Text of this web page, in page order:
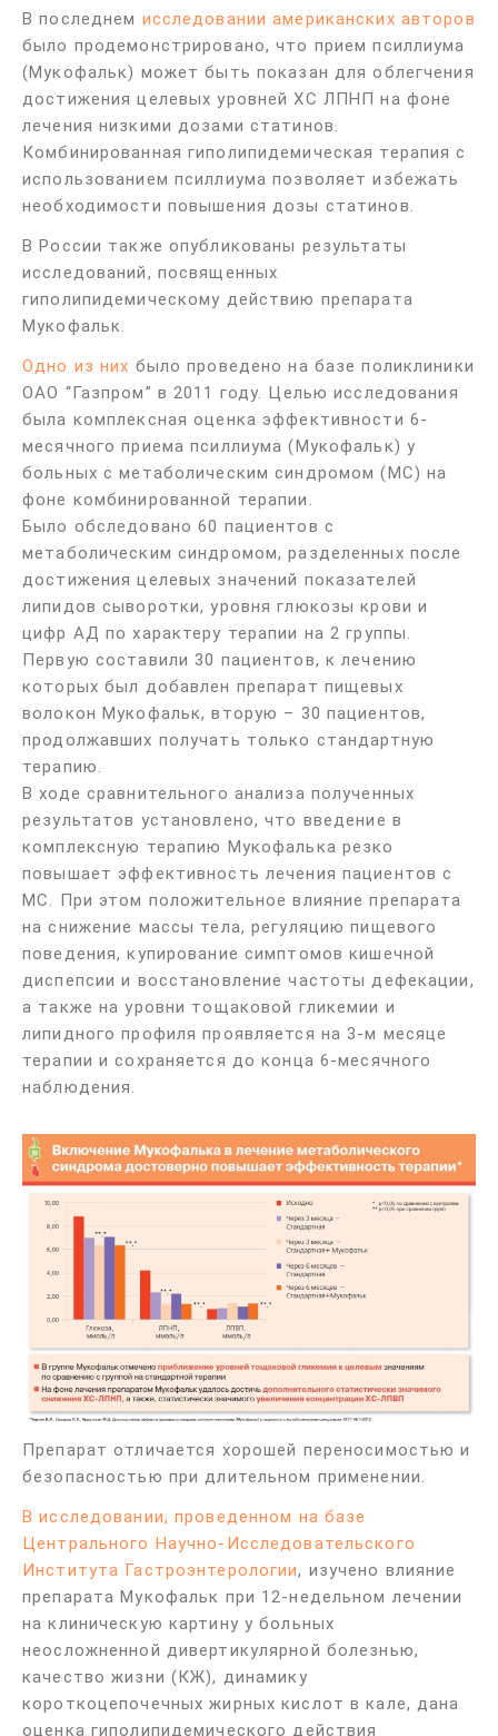
В последнем исследовании американских авторов
было продемонстрировано, что прием псиллиума
(Мукофальк) может быть показан для облегчения
достижения целевых уровней ХС ЛПНП на фоне
лечения низкими дозами статинов.
Комбинированная гиполипидемическая терапия с
использованием псиллиума позволяет избежать
необходимости повышения дозы статинов.
В России также опубликованы результаты
исследований, посвященных
гиполипидемическому действию препарата
Мукофальк.
Одно из них было проведено на базе поликлиники
ОАО “Газпром” в 2011 году. Целью исследования
была комплексная оценка эффективности 6-
месячного приема псиллиума (Мукофальк) у
больных с метаболическим синдромом (МС) на
фоне комбинированной терапии.
Было обследовано 60 пациентов с
метаболическим синдромом, разделенных после
достижения целевых значений показателей
липидов сыворотки, уровня глюкозы крови и
цифр АД по характеру терапии на 2 группы.
Первую составили 30 пациентов, к лечению
которых был добавлен препарат пищевых
волокон Мукофальк, вторую – 30 пациентов,
продолжавших получать только стандартную
терапию.
В ходе сравнительного анализа полученных
результатов установлено, что введение в
комплексную терапию Мукофалька резко
повышает эффективность лечения пациентов с
МС. При этом положительное влияние препарата
на снижение массы тела, регуляцию пищевого
поведения, купирование симптомов кишечной
диспепсии и восстановление частоты дефекации,
а также на уровни тощаковой гликемии и
липидного профиля проявляется на 3-м месяце
терапии и сохраняется до конца 6-месячного
наблюдения.
Препарат отличается хорошей переносимостью и
безопасностью при длительном применении.
В исследовании, проведенном на базе
Центрального Научно-Исследовательского
Института Гастроэнтерологии, изучено влияние
препарата Мукофальк при 12-недельном лечении
на клиническую картину у больных
неосложненной дивертикулярной болезнью,
качество жизни (КЖ), динамику
короткоцепочечных жирных кислот в кале, дана
оценка гиполипидемического действия